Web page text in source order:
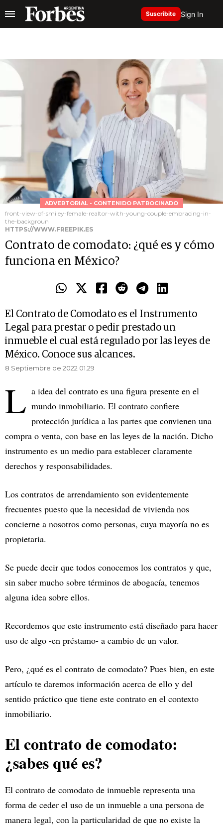
Suscribite Sign In
ADVERTORIAL - CONTENIDO PATROCINADO
front-view-of-smiley-female-realtor-with-young-couple-embracing-in-
the-backgroun
HTTPS://WWW.FREEPIK.ES
Contrato de comodato: ¿qué es y cómo
funciona en México?
El Contrato de Comodato es el Instrumento
Legal para prestar o pedir prestado un
inmueble el cual está regulado por las leyes de
México. Conoce sus alcances.
8 Septiembre de 2022 01.29
L a idea del contrato es una figura presente en el
mundo inmobiliario. El contrato confiere
protección jurídica a las partes que convienen una
compra o venta, con base en las leyes de la nación. Dicho
instrumento es un medio para establecer claramente
derechos y responsabilidades.
Los contratos de arrendamiento son evidentemente
frecuentes puesto que la necesidad de vivienda nos
concierne a nosotros como personas, cuya mayoría no es
propietaria.
Se puede decir que todos conocemos los contratos y que,
sin saber mucho sobre términos de abogacía, tenemos
alguna idea sobre ellos.
Recordemos que este instrumento está diseñado para hacer
uso de algo -en préstamo- a cambio de un valor.
Pero, ¿qué es el contrato de comodato? Pues bien, en este
artículo te daremos información acerca de ello y del
sentido práctico que tiene este contrato en el contexto
inmobiliario.
El contrato de comodato:
¿sabes qué es?
El contrato de comodato de inmueble representa una
forma de ceder el uso de un inmueble a una persona de
manera legal, con la particularidad de que no existe la